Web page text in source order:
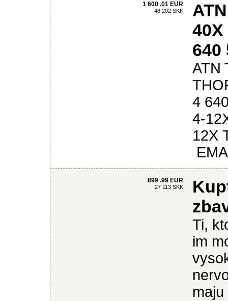
1 600 .01 EUR
48 202 SKK
40X
640
ATN
4
4-
12X
899 .99 EUR
27 113 SKK
Ti,
im